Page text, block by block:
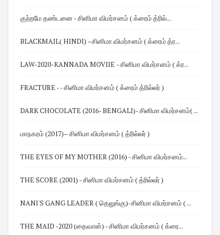
குற்றமே தண்டனை - சினிமா விமர்சனம் ( க்ரைம் த்ரில்...
BLACKMAIL( HINDI) –சினிமா விமர்சனம் ( க்ரைம் த்ர...
LAW-2020-KANNADA MOVIIE - சினிமா விமர்சனம் ( க்ர...
FRACTURE - - சினிமா விமர்சனம் ( க்ரைம் த்ரில்லர் )
DARK CHOCOLATE (2016- BENGALI)- சினிமா விமர்சனம்( ...
மாநகரம் (2017)– சினிமா விமர்சனம் ( த்ரில்லர் )
THE EYES OF MY MOTHER (2016) - சினிமா விமர்சனம்...
THE SCORE (2001) - சினிமா விமர்சனம் ( த்ரில்லர் )
NANI'S GANG LEADER ( தெலுங்கு)-சினிமா விமர்சனம் ( ...
THE MAID -2020 (தைவான்) - சினிமா விமர்சனம் ( க்ரை...